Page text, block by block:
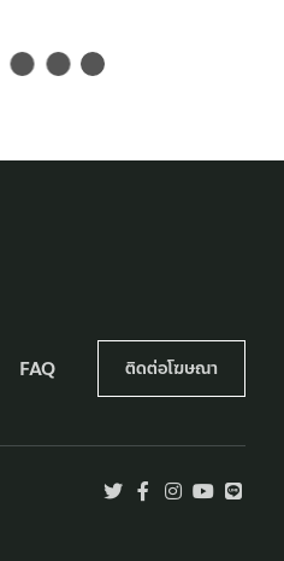
FAQ ติดต่อโฆษณา